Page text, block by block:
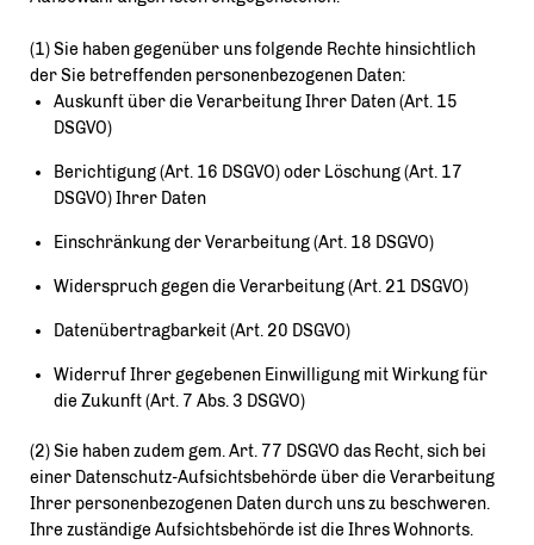
(1) Sie haben gegenüber uns folgende Rechte hinsichtlich
der Sie betreffenden personenbezogenen Daten:
Auskunft über die Verarbeitung Ihrer Daten (Art. 15
DSGVO)
Berichtigung (Art. 16 DSGVO) oder Löschung (Art. 17
DSGVO) Ihrer Daten
Einschränkung der Verarbeitung (Art. 18 DSGVO)
Widerspruch gegen die Verarbeitung (Art. 21 DSGVO)
Datenübertragbarkeit (Art. 20 DSGVO)
Widerruf Ihrer gegebenen Einwilligung mit Wirkung für
die Zukunft (Art. 7 Abs. 3 DSGVO)
(2) Sie haben zudem gem. Art. 77 DSGVO das Recht, sich bei
einer Datenschutz-Aufsichtsbehörde über die Verarbeitung
Ihrer personenbezogenen Daten durch uns zu beschweren.
Ihre zuständige Aufsichtsbehörde ist die Ihres Wohnorts.